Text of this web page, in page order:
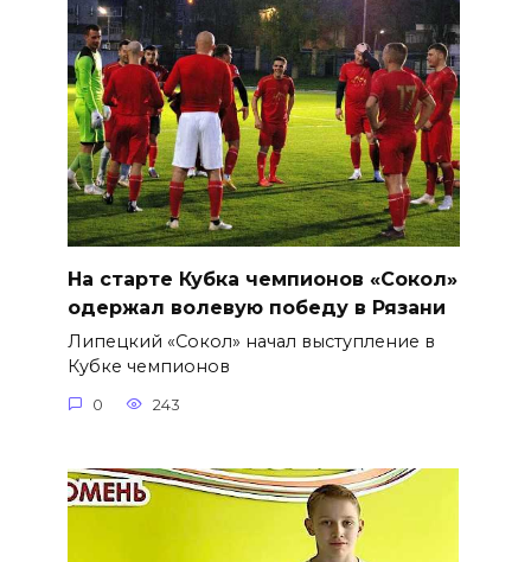
На старте Кубка чемпионов «Сокол»
одержал волевую победу в Рязани
Липецкий «Сокол» начал выступление в
Кубке чемпионов
0 243